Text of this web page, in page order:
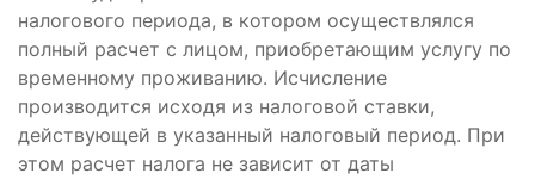
налогового периода, в котором осуществлялся
полный расчет с лицом, приобретающим услугу по
временному проживанию. Исчисление
производится исходя из налоговой ставки,
действующей в указанный налоговый период. При
этом расчет налога не зависит от даты